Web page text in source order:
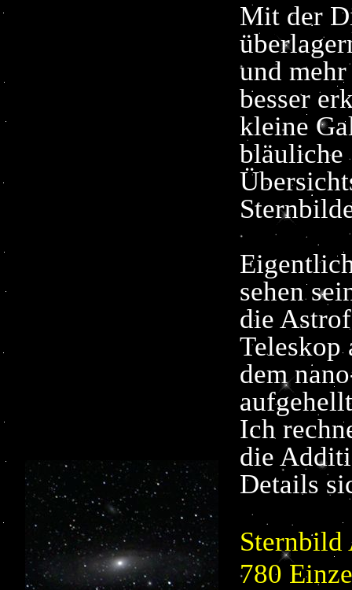
Mit der
und
besser
kleine
bläuliche
sehen
die
Teleskop
dem
Ich
die
Details
Sternbild
780